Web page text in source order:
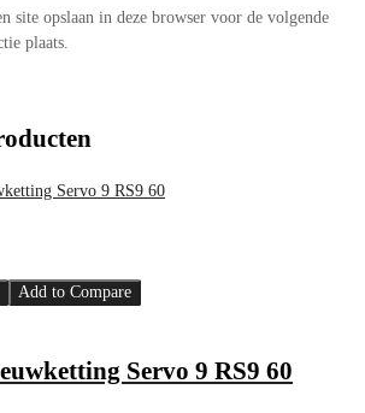
site opslaan in deze browser voor de volgende
plaats.
Add to Compare
Servo 9 RS9 60